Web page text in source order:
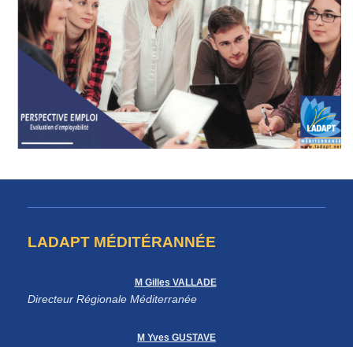
LADAPT MÉDITÉRANNÉE
M Gilles VALLADE
Directeur Régionale Méditerranée
M Yves GUSTAVE